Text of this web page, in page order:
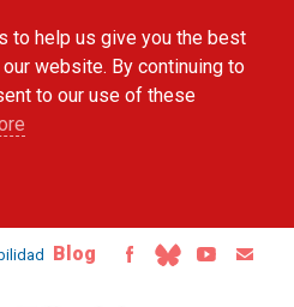
to help us give you the best
website. By continuing to
to our use of these
Blog